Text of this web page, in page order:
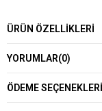
ÜRÜN ÖZELLIKLERI
YORUMLAR(0)
ÖDEME SEÇENEKLERI